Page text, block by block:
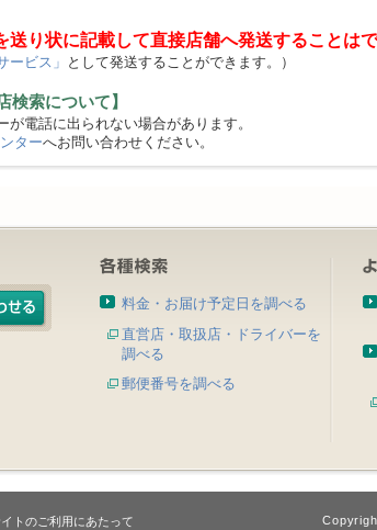
り状に記載して直接店舗へ発送することはで
ービス」 として発送することができます。）
検索について】
電話に出られない場合があります。
ターへお問い合わせください。
料金・お届け予定日を調べる
直営店・取扱店・ドライバーを
調べる
郵便番号を調べる
トのご利用にあたって